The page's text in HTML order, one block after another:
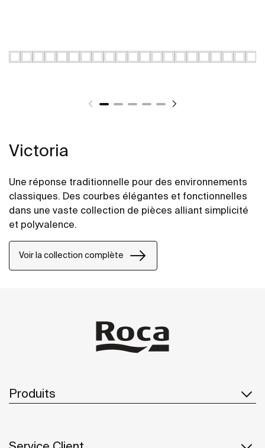
Victoria
Une réponse traditionnelle pour des environnements
classiques. Des courbes élégantes et fonctionnelles
dans une vaste collection de pièces alliant simplicité
et polyvalence.
Voir la collection complète
Produits